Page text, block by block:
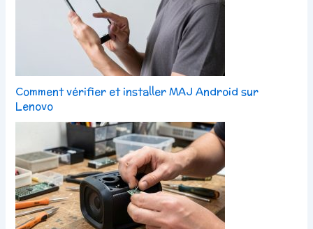
Comment vérifier et installer MAJ Android sur
Lenovo